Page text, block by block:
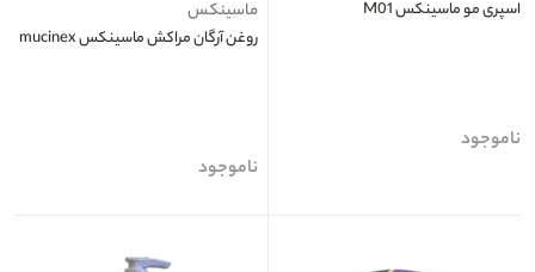
اسپری مو ماسینکس M01
ناموجود
ماسینکس
روغن آرگان مراکش ماسینکس mucinex
ناموجود